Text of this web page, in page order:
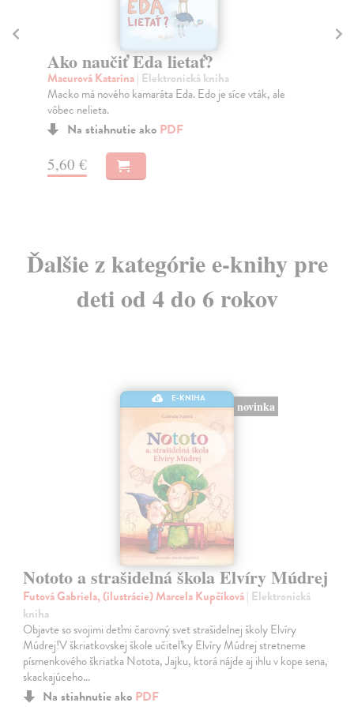
Bonifác
Vičar Ivan| Elektronická kniha
Počuli ste už o škriatkovi Bonifácovi? Lesný škriatok
Bonifác je vlastne malinký mužíček.
Na stiahnutie ako PDF (Adobe DRM)
6,60 €
Ďalšie z kategórie e-knihy pre
deti od 4 do 6 rokov
E-KNIHA
novinka
Nototo a strašidelná škola Elvíry Múdrej
Futová Gabriela, (ilustrácie) Marcela Kupčíková| Elektronická
kniha
Objavte so svojimi deťmi čarovný svet strašidelnej školy Elvíry
Múdrej!V škriatkovskej škole učiteľky Elvíry Múdrej stretneme
písmenkového škriatka Notota, Jajku, ktorá nájde aj ihlu v kope sena,
skackajúceho…
Na stiahnutie ako PDF